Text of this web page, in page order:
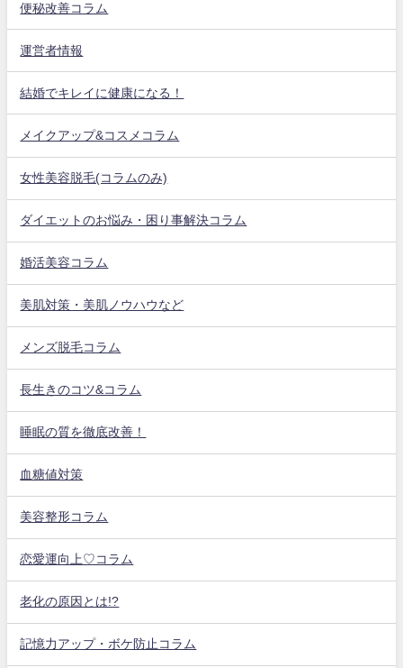
便秘改善コラム
運営者情報
結婚でキレイに健康になる！
メイクアップ&コスメコラム
女性美容脱毛(コラムのみ)
ダイエットのお悩み・困り事解決コラム
婚活美容コラム
美肌対策・美肌ノウハウなど
メンズ脱毛コラム
長生きのコツ&コラム
睡眠の質を徹底改善！
血糖値対策
美容整形コラム
恋愛運向上♡コラム
老化の原因とは!?
記憶力アップ・ボケ防止コラム